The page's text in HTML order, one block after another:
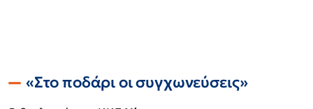
«Στο ποδάρι οι συγχωνεύσεις»